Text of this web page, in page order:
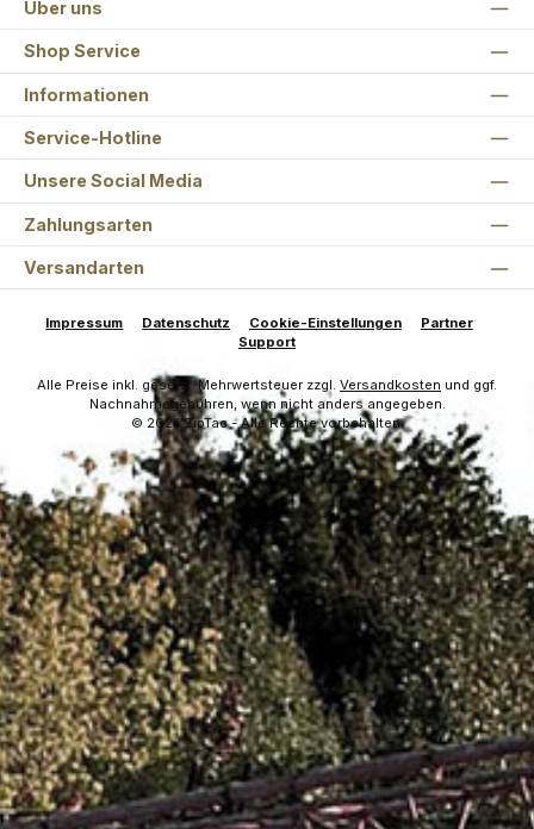
Über uns
Shop Service
Informationen
Service-Hotline
Unsere Social Media
Zahlungsarten
Versandarten
Impressum Datenschutz Cookie-Einstellungen
Partner
Support
Alle Preise inkl. gesetzl. Mehrwertsteuer zzgl. Versandkosten und ggf.
Nachnahmegebühren, wenn nicht anders angegeben.
© 2026 ZipTac - Alle Rechte vorbehalten.